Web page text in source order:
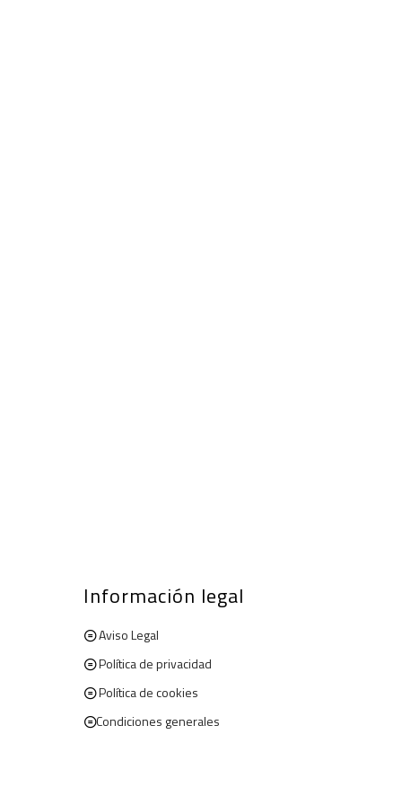
Información legal
Aviso Legal
Política de privacidad
Política de cookies
Condiciones generales